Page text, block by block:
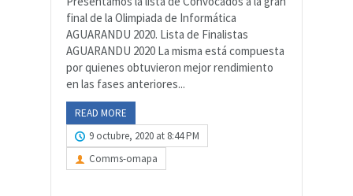
final de la Olimpiada de Informática
AGUARANDU 2020. Lista de Finalistas
AGUARANDU 2020 La misma está compuesta
por quienes obtuvieron mejor rendimiento
en las fases anteriores...
READ MORE
9 octubre, 2020 at 8:44 PM
Comms-omapa